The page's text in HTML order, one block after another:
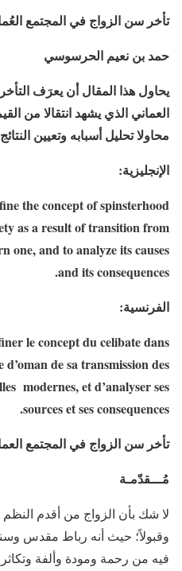
تأخر سن الزواج في المجتمع
حمد بن نعيم الحرسوسي
يحاول هذا المقال أن يعرَف
العماني الذي يشهد انتقالا من
محاولا تحليل أسبابه وتعيين
الإنجليزية:
the concept of spinsterhood
as a result of transition from
one, and to analyze its causes
and its consequences.
الفرنسية:
le concept du celibate dans
d’oman de sa transmission des
modernes, et d’analyser ses
sources et ses consequences.
تأخر سن الزواج في المجتمع
مُـــقدّمـة
لا شك بأن الزواج من أقدم النظم
وقبولاً؛ حيث أنه رباط مقدس
فيه من رحمة ومودة وألفة